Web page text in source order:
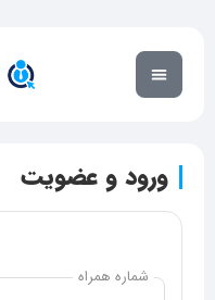
ورود و عضویت
شماره همراه